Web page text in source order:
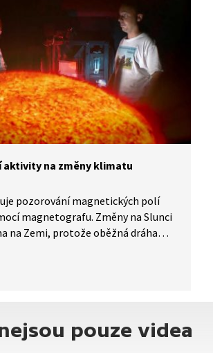
aktivity na změny klimatu
pozorování magnetických polí
magnetografu. Změny na Slunci
na Zemi, protože oběžná dráha
Země.
pouze videa